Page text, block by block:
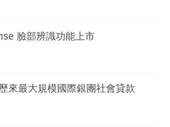
臉部辨識功能上市
來最大規模國際銀團社會貸款